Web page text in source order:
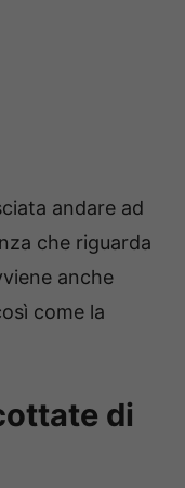
andare ad
che riguarda
anche
come la
di